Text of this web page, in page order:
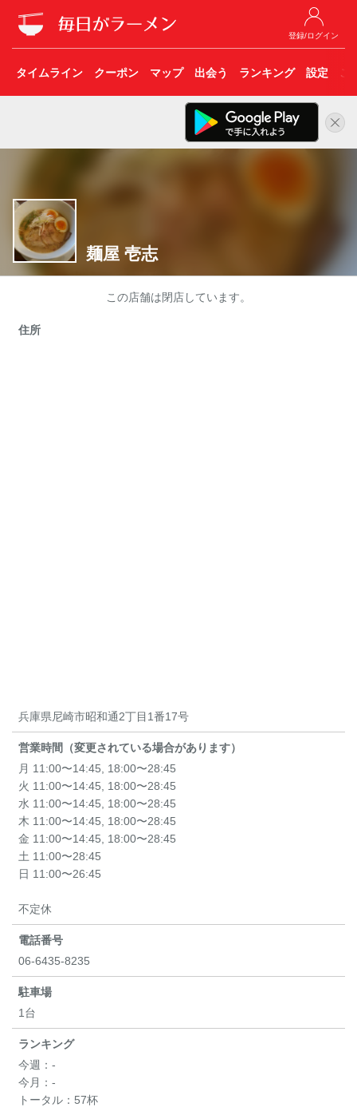
登録/ログイン
タイムライン クーポン マップ 出会う ランキング 設定 こ
麺屋 壱志
この店舗は閉店しています。
住所
兵庫県尼崎市昭和通2丁目1番17号
営業時間（変更されている場合があります）
月 11:00〜14:45, 18:00〜28:45
火 11:00〜14:45, 18:00〜28:45
水 11:00〜14:45, 18:00〜28:45
木 11:00〜14:45, 18:00〜28:45
金 11:00〜14:45, 18:00〜28:45
土 11:00〜28:45
日 11:00〜26:45
不定休
電話番号
06-6435-8235
駐車場
1台
ランキング
今週： -
今月： -
トータル： 57杯